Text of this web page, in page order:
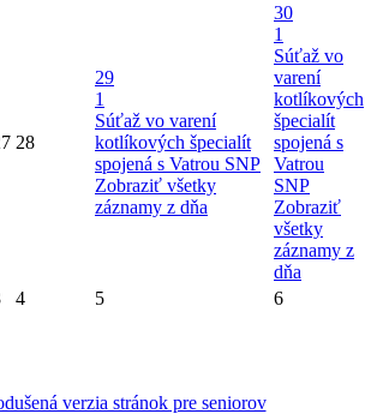
28
29
1
Súťaž vo varení
kotlíkových špecialít
spojená s Vatrou SNP
Zobraziť všetky
záznamy z dňa
30
1
Súťaž vo
varení
kotlíkových
špecialít
spojená s
Vatrou
SNP
Zobraziť
všetky
záznamy z
dňa
4 5 6
verzia stránok pre seniorov